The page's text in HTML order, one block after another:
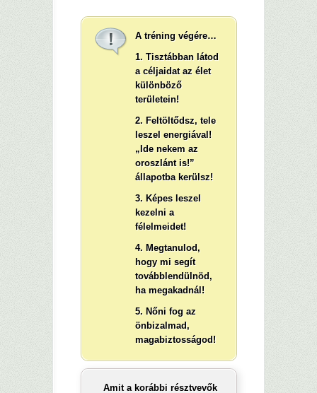
A tréning végére…
1. Tisztábban látod
a céljaidat az élet
különböző
területein!
2. Feltöltődsz, tele
leszel energiával!
„Ide nekem az
oroszlánt is!”
állapotba kerülsz!
3. Képes leszel
kezelni a
félelmeidet!
4. Megtanulod,
hogy mi segít
továbblendülnöd,
ha megakadnál!
5. Nőni fog az
önbizalmad,
magabiztosságod!
Amit a korábbi résztvevők